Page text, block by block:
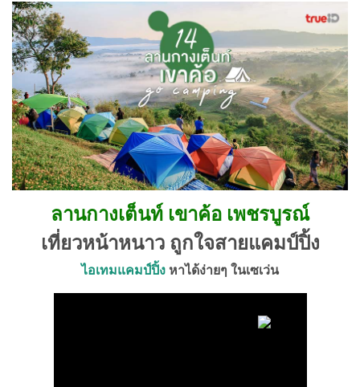
ลานกางเต็นท์ เขาค้อ เพชรบูรณ์
เที่ยวหน้าหนาว ถูกใจสายแคมป์ปิ้ง
ไอเทมแคมป์ปิ้ง หาได้ง่ายๆ ในเซเว่น